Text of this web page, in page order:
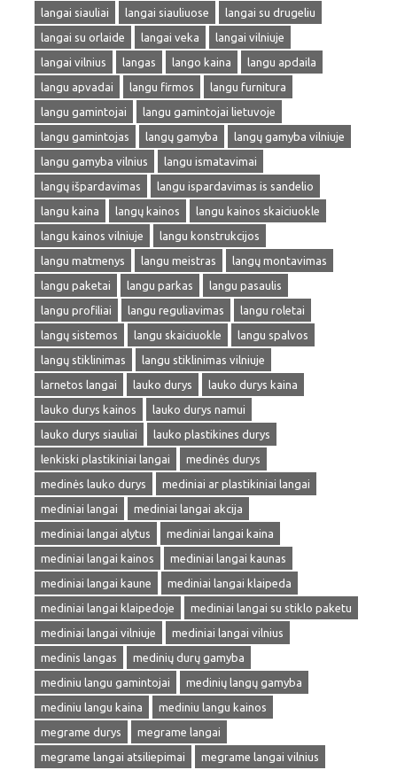
langai siauliai
langai siauliuose
langai su drugeliu
langai su orlaide
langai veka
langai vilniuje
langai vilnius
langas lango kaina
langu apdaila
langu apvadai
langu firmos
langu furnitura
langu gamintojai
langu gamintojai lietuvoje
langu gamintojas
langų gamyba
langų gamyba vilniuje
langu gamyba vilnius
langu ismatavimai
langų išpardavimas
langu ispardavimas is sandelio
langu kaina
langų kainos
langu kainos skaiciuokle
langu kainos vilniuje
langu konstrukcijos
langu matmenys
langu meistras
langų montavimas
langu paketai
langu parkas
langu pasaulis
langu profiliai
langu reguliavimas
langu roletai
langų sistemos
langu skaiciuokle
langu spalvos
langų stiklinimas
langu stiklinimas vilniuje
larnetos langai
lauko durys
lauko durys kaina
lauko durys kainos
lauko durys namui
lauko durys siauliai
lauko plastikines durys
lenkiski plastikiniai langai
medinės durys
medinės lauko durys
mediniai ar plastikiniai langai
mediniai langai
mediniai langai akcija
mediniai langai alytus
mediniai langai kaina
mediniai langai kainos
mediniai langai kaunas
mediniai langai kaune
mediniai langai klaipeda
mediniai langai klaipedoje
mediniai langai su stiklo paketu
mediniai langai vilniuje
mediniai langai vilnius
medinis langas
medinių durų gamyba
mediniu langu gamintojai
medinių langų gamyba
mediniu langu kaina
mediniu langu kainos
megrame durys
megrame langai
megrame langai atsiliepimai
megrame langai vilnius